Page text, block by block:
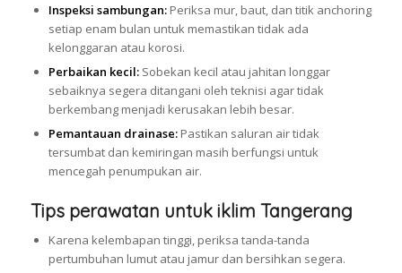
Inspeksi sambungan:Periksa mur, baut, dan titik anchoring
setiap enam bulan untuk memastikan tidak ada
kelonggaran atau korosi.
Perbaikan kecil:Sobekan kecil atau jahitan longgar
sebaiknya segera ditangani oleh teknisi agar tidak
berkembang menjadi kerusakan lebih besar.
Pemantauan drainase:Pastikan saluran air tidak
tersumbat dan kemiringan masih berfungsi untuk
mencegah penumpukan air.
Tips perawatan untuk iklim Tangerang
Karena kelembapan tinggi, periksa tanda-tanda
pertumbuhan lumut atau jamur dan bersihkan segera.